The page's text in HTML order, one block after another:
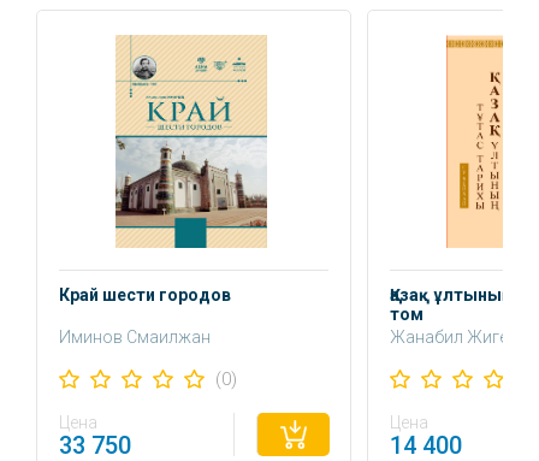
Край шести городов
Иминов Смаилжан
(0)
Цена
33 750
Қазақ ұлтының
том
Жанабил Жигер
Цена
14 400